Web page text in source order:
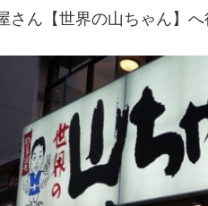
ん【世界の山ちゃん】へ